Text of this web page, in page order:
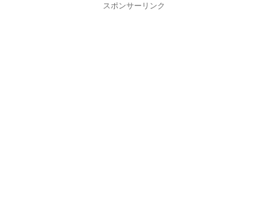
スポンサーリンク